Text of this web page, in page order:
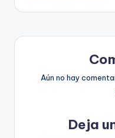
Aún no hay
Deja